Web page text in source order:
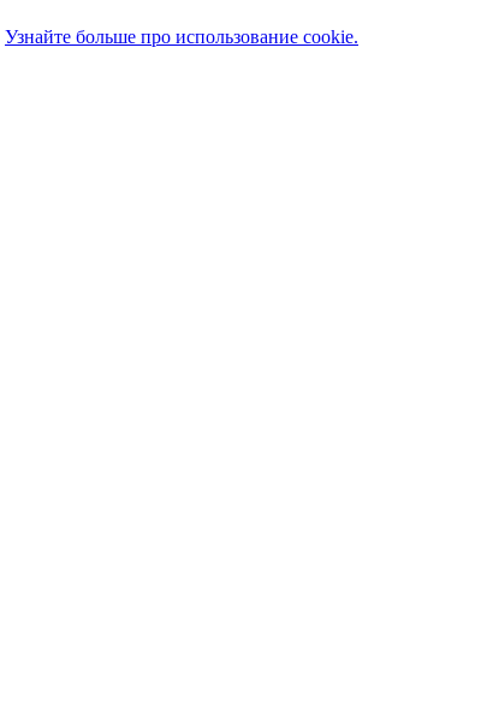
Узнайте больше про использование cookie.